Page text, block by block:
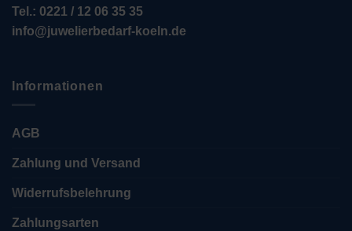
Tel.: 0221 / 12 06 35 35
info@juwelierbedarf-koeln.de
Informationen
AGB
Zahlung und Versand
Widerrufsbelehrung
Zahlungsarten